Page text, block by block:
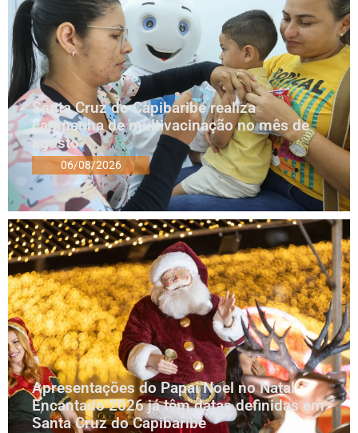
Santa Cruz do Capibaribe realiza
campanha de multivacinação no mês de
agosto
06/08/2026
Apresentações do Papai Noel no Natal
Encantado 2026 já têm datas definidas em
Santa Cruz do Capibaribe